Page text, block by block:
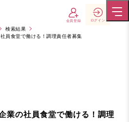
会員登録 ログイン
検索結果
員食堂で働ける！調理責任者募集
業の社員食堂で働ける！調理